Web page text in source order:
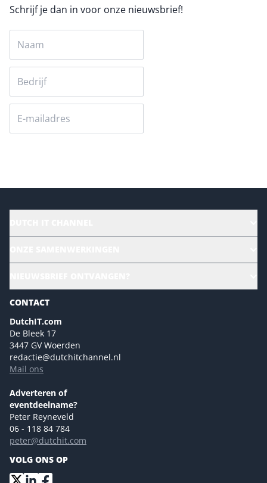
Schrijf je dan in voor onze nieuwsbrief!
Magazines
Marketingmogelijkheden 2026
Eventmogelijkheden 2026
Advertising opportunities 2026 ENG
Event opportunities 2026 ENG
NL Digital
Versturen
CONTACT
DutchIT.com
De Bleek 17
3447 GV Woerden
redactie@dutchitchannel.nl
Mail ons
Adverteren of
eventdeelname?
Peter Reyneveld
06 - 118 84 784
peter@dutchit.com
VOLG ONS OP